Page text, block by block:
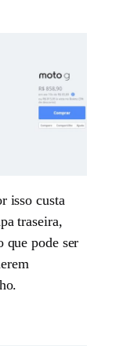
isso custa
traseira,
que pode ser